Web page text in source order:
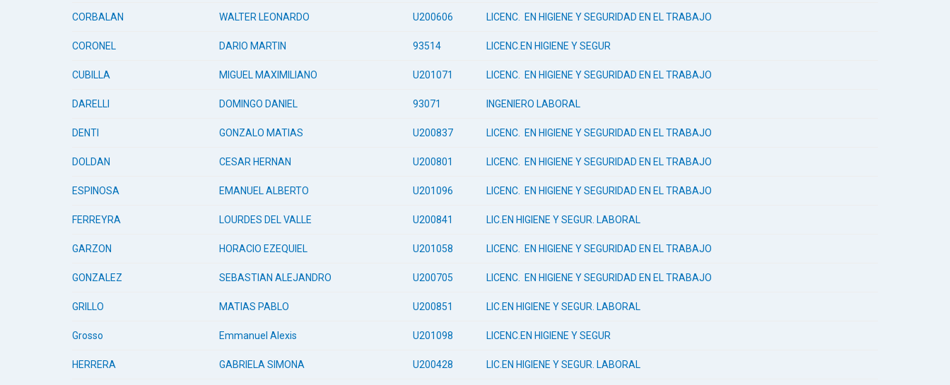
CORBALAN WALTER LEONARDO U200606 LICENC. EN HIGIENE Y SEGURIDAD EN EL TRABAJO
CORONEL DARIO MARTIN 93514 LICENC.EN HIGIENE Y SEGUR
CUBILLA MIGUEL MAXIMILIANO U201071 LICENC. EN HIGIENE Y SEGURIDAD EN EL TRABAJO
DARELLI DOMINGO DANIEL 93071 INGENIERO LABORAL
DENTI GONZALO MATIAS U200837 LICENC. EN HIGIENE Y SEGURIDAD EN EL TRABAJO
DOLDAN CESAR HERNAN U200801 LICENC. EN HIGIENE Y SEGURIDAD EN EL TRABAJO
ESPINOSA EMANUEL ALBERTO U201096 LICENC. EN HIGIENE Y SEGURIDAD EN EL TRABAJO
FERREYRA LOURDES DEL VALLE U200841 LIC.EN HIGIENE Y SEGUR. LABORAL
GARZON HORACIO EZEQUIEL U201058 LICENC. EN HIGIENE Y SEGURIDAD EN EL TRABAJO
GONZALEZ SEBASTIAN ALEJANDRO U200705 LICENC. EN HIGIENE Y SEGURIDAD EN EL TRABAJO
GRILLO MATIAS PABLO U200851 LIC.EN HIGIENE Y SEGUR. LABORAL
Grosso Emmanuel Alexis U201098 LICENC.EN HIGIENE Y SEGUR
HERRERA GABRIELA SIMONA U200428 LIC.EN HIGIENE Y SEGUR. LABORAL